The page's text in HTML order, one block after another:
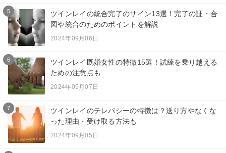
5
ツインレイの統合完了のサイン13選！完了の証・合
図や統合のためのポイントを解説
2024年09月06日
6
ツインレイ既婚女性の特徴15選！試練を乗り越える
ための注意点も
2024年05月07日
7
ツインレイのテレパシーの特徴は？送り方やなくな
った理由・受け取る方法も
2024年09月05日